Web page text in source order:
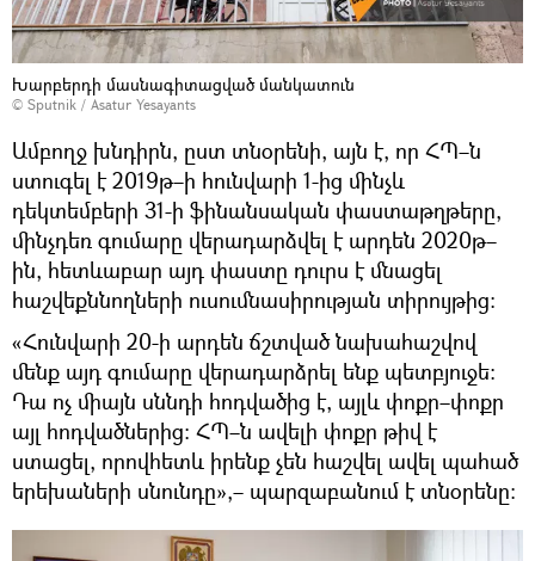
Խարբերդի մասնագիտացված մանկատուն
© Sputnik / Asatur Yesayants
Ամբողջ խնդիրն, ըստ տնօրենի, այն է, որ ՀՊ–ն
ստուգել է 2019թ–ի հունվարի 1-ից մինչև
դեկտեմբերի 31-ի ֆինանսական փաստաթղթերը,
մինչդեռ գումարը վերադարձվել է արդեն 2020թ–
ին, հետևաբար այդ փաստը դուրս է մնացել
հաշվեքննողների ուսումնասիրության տիրույթից։
«Հունվարի 20-ի արդեն ճշտված նախահաշվով
մենք այդ գումարը վերադարձրել ենք պետբյուջե։
Դա ոչ միայն սննդի հոդվածից է, այլև փոքր–փոքր
այլ հոդվածներից։ ՀՊ–ն ավելի փոքր թիվ է
ստացել, որովհետև իրենք չեն հաշվել ավել պահած
երեխաների սնունդը»,– պարզաբանում է տնօրենը։